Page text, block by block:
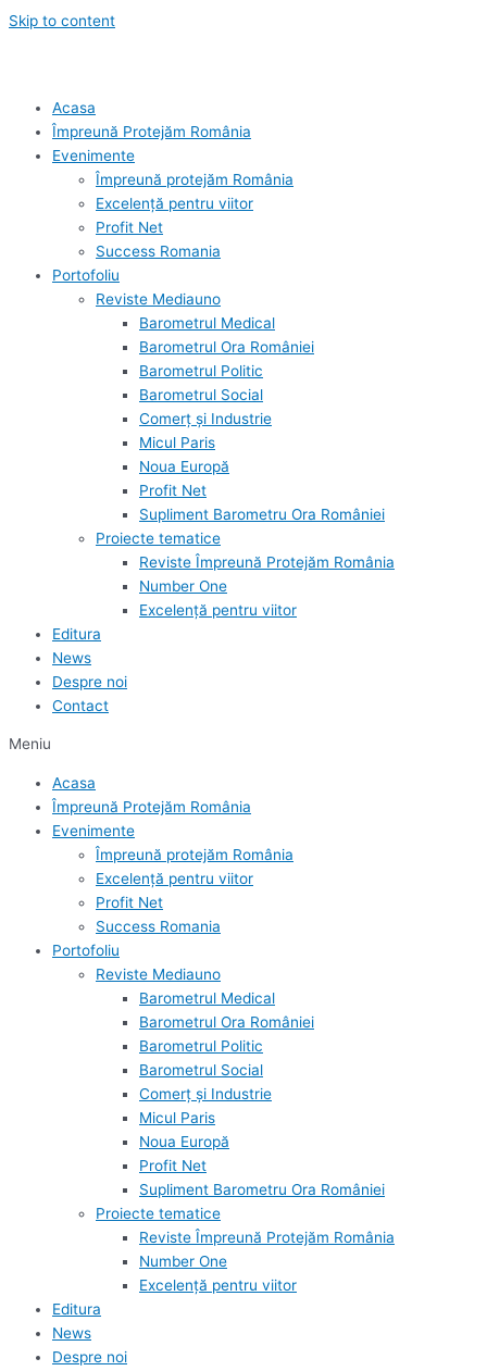
Skip to content
Acasa
Împreună Protejăm România
Evenimente
Împreună protejăm România
Excelență pentru viitor
Profit Net
Success Romania
Portofoliu
Reviste Mediauno
Barometrul Medical
Barometrul Ora României
Barometrul Politic
Barometrul Social
Comerț și Industrie
Micul Paris
Noua Europă
Profit Net
Supliment Barometru Ora României
Proiecte tematice
Reviste Împreună Protejăm România
Number One
Excelență pentru viitor
Editura
News
Despre noi
Contact
Meniu
Acasa
Împreună Protejăm România
Evenimente
Împreună protejăm România
Excelență pentru viitor
Profit Net
Success Romania
Portofoliu
Reviste Mediauno
Barometrul Medical
Barometrul Ora României
Barometrul Politic
Barometrul Social
Comerț și Industrie
Micul Paris
Noua Europă
Profit Net
Supliment Barometru Ora României
Proiecte tematice
Reviste Împreună Protejăm România
Number One
Excelență pentru viitor
Editura
News
Despre noi